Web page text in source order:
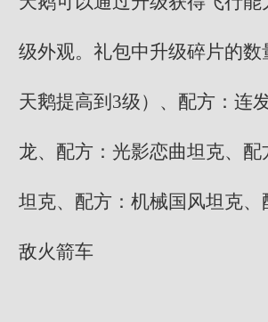
级外观。礼包中升级碎片的数
天鹅提高到3级）、配方：连
龙、配方：光影恋曲坦克、
坦克、配方：机械国风坦克、
敌火箭车